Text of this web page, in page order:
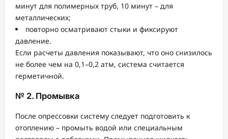
минут для полимерных труб, 10 минут – для
металлических;
повторно осматривают стыки и фиксируют
давление.
Если расчеты давления показывают, что оно снизилось
не более чем на 0,1–0,2 атм, система считается
герметичной.
№ 2. Промывка
После опрессовки систему следует подготовить к
отоплению – промыть водой или специальным